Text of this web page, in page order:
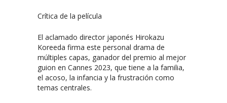
Crítica de la película
El aclamado director japonés Hirokazu
Koreeda firma este personal drama de
múltiples capas, ganador del premio al mejor
guion en Cannes 2023, que tiene a la familia,
el acoso, la infancia y la frustración como
temas centrales.